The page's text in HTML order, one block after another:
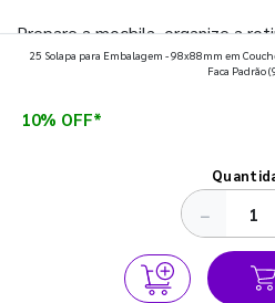
Prepare a mochila, organize a
que fazem toda diferença para
25 Solapa para Embalagem - 98x88mm em
Faca Padrão
10% OFF*
−